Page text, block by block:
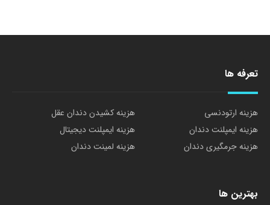
تعرفه ها
هزینه ارتودنسی
هزینه کشیدن دندان عقل
هزینه ایمپلنت دندان
هزینه ایمپلنت دیجیتال
هزینه جرمگیری دندان
هزینه لمینت دندان
بهترین ها